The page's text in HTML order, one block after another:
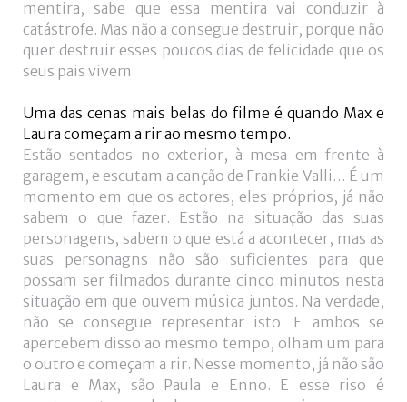
mentira, sabe que essa mentira vai conduzir à
catástrofe. Mas não a consegue destruir, porque não
quer destruir esses poucos dias de felicidade que os
seus pais vivem.
Uma das cenas mais belas do filme é quando Max e
Laura começam a rir ao mesmo tempo.
Estão sentados no exterior, à mesa em frente à
garagem, e escutam a canção de Frankie Valli… É um
momento em que os actores, eles próprios, já não
sabem o que fazer. Estão na situação das suas
personagens, sabem o que está a acontecer, mas as
suas personagns não são suficientes para que
possam ser filmados durante cinco minutos nesta
situação em que ouvem música juntos. Na verdade,
não se consegue representar isto. E ambos se
apercebem disso ao mesmo tempo, olham um para
o outro e começam a rir. Nesse momento, já não são
Laura e Max, são Paula e Enno. E esse riso é